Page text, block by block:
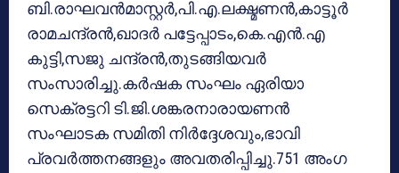
ബി.രാഘവൻമാസ്റ്റർ,പി.എ.ലക്ഷ്മണൻ,കാട്ടൂർ
രാമചന്ദ്രൻ,ഖാദർ പട്ടേപ്പാടം,കെ.എൻ.എ
കുട്ടി,സജു ചന്ദ്രൻ,തുടങ്ങിയവർ
സംസാരിച്ചു.കർഷക സംഘം ഏരിയാ
സെക്രട്ടറി ടി.ജി.ശങ്കരനാരായണൻ
സംഘാടക സമിതി നിർദ്ദേശവും,ഭാവി
പ്രവർത്തനങ്ങളും അവതരിപ്പിച്ചു.751 അംഗ